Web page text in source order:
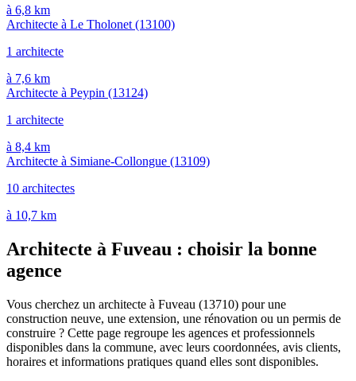
à 6,8 km
Architecte à Le Tholonet (13100)
1 architecte
à 7,6 km
Architecte à Peypin (13124)
1 architecte
à 8,4 km
Architecte à Simiane-Collongue (13109)
10 architectes
à 10,7 km
Architecte à Fuveau : choisir la bonne
agence
Vous cherchez un architecte à Fuveau (13710) pour une
construction neuve, une extension, une rénovation ou un permis de
construire ? Cette page regroupe les agences et professionnels
disponibles dans la commune, avec leurs coordonnées, avis clients,
horaires et informations pratiques quand elles sont disponibles.